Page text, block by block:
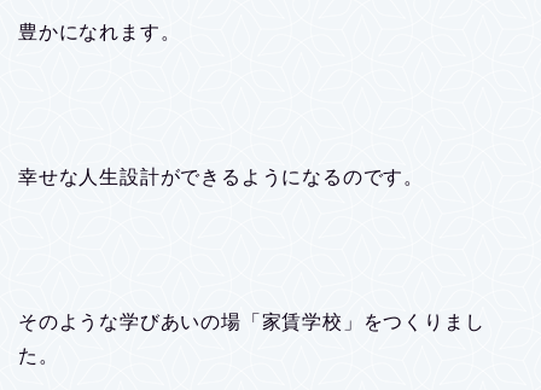
豊かになれます。
幸せな人生設計ができるようになるのです。
そのような学びあいの場「家賃学校」をつくりまし
た。